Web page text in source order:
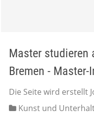
Master studieren
Bremen -
Die Seite wird erstellt
Kunst und